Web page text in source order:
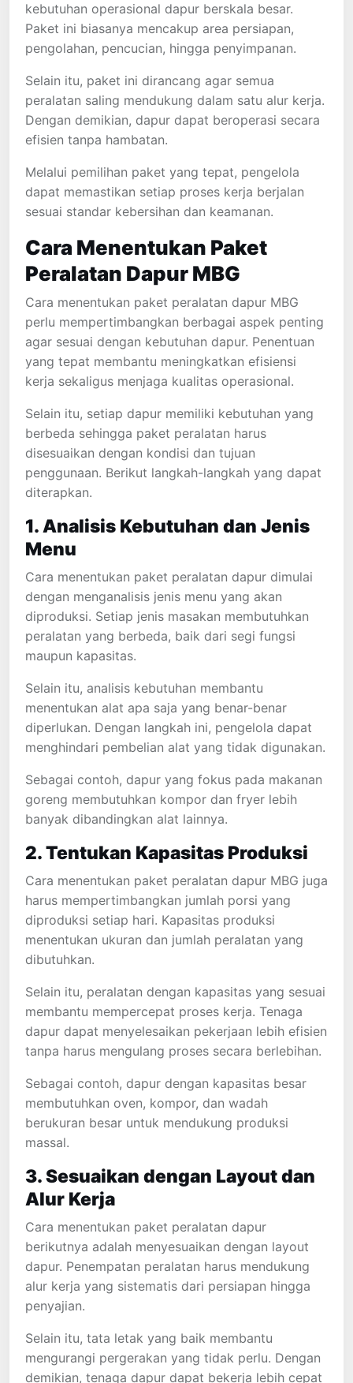
kebutuhan operasional dapur berskala besar.
Paket ini biasanya mencakup area persiapan,
pengolahan, pencucian, hingga penyimpanan.
Selain itu, paket ini dirancang agar semua
peralatan saling mendukung dalam satu alur kerja.
Dengan demikian, dapur dapat beroperasi secara
efisien tanpa hambatan.
Melalui pemilihan paket yang tepat, pengelola
dapat memastikan setiap proses kerja berjalan
sesuai standar kebersihan dan keamanan.
Cara Menentukan Paket
Peralatan Dapur MBG
Cara menentukan paket peralatan dapur MBG
perlu mempertimbangkan berbagai aspek penting
agar sesuai dengan kebutuhan dapur. Penentuan
yang tepat membantu meningkatkan efisiensi
kerja sekaligus menjaga kualitas operasional.
Selain itu, setiap dapur memiliki kebutuhan yang
berbeda sehingga paket peralatan harus
disesuaikan dengan kondisi dan tujuan
penggunaan. Berikut langkah-langkah yang dapat
diterapkan.
1. Analisis Kebutuhan dan Jenis
Menu
Cara menentukan paket peralatan dapur dimulai
dengan menganalisis jenis menu yang akan
diproduksi. Setiap jenis masakan membutuhkan
peralatan yang berbeda, baik dari segi fungsi
maupun kapasitas.
Selain itu, analisis kebutuhan membantu
menentukan alat apa saja yang benar-benar
diperlukan. Dengan langkah ini, pengelola dapat
menghindari pembelian alat yang tidak digunakan.
Sebagai contoh, dapur yang fokus pada makanan
goreng membutuhkan kompor dan fryer lebih
banyak dibandingkan alat lainnya.
2. Tentukan Kapasitas Produksi
Cara menentukan paket peralatan dapur MBG juga
harus mempertimbangkan jumlah porsi yang
diproduksi setiap hari. Kapasitas produksi
menentukan ukuran dan jumlah peralatan yang
dibutuhkan.
Selain itu, peralatan dengan kapasitas yang sesuai
membantu mempercepat proses kerja. Tenaga
dapur dapat menyelesaikan pekerjaan lebih efisien
tanpa harus mengulang proses secara berlebihan.
Sebagai contoh, dapur dengan kapasitas besar
membutuhkan oven, kompor, dan wadah
berukuran besar untuk mendukung produksi
massal.
3. Sesuaikan dengan Layout dan
Alur Kerja
Cara menentukan paket peralatan dapur
berikutnya adalah menyesuaikan dengan layout
dapur. Penempatan peralatan harus mendukung
alur kerja yang sistematis dari persiapan hingga
penyajian.
Selain itu, tata letak yang baik membantu
mengurangi pergerakan yang tidak perlu. Dengan
demikian, tenaga dapur dapat bekerja lebih cepat